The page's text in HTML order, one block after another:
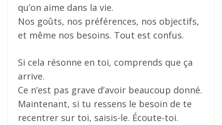
qu’on aime dans la vie.
Nos goûts, nos préférences, nos objectifs,
et même nos besoins. Tout est confus.
Si cela résonne en toi, comprends que ça
arrive.
Ce n’est pas grave d’avoir beaucoup donné.
Maintenant, si tu ressens le besoin de te
recentrer sur toi, saisis-le. Écoute-toi.